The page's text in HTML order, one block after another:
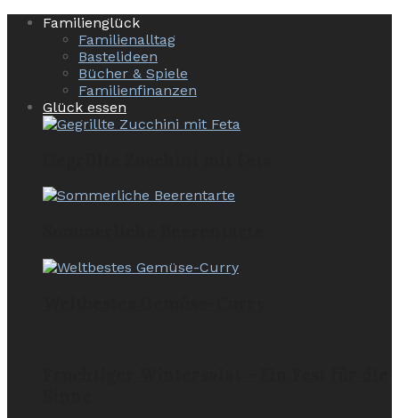
Familienglück
Familienalltag
Bastelideen
Bücher & Spiele
Familienfinanzen
Glück essen